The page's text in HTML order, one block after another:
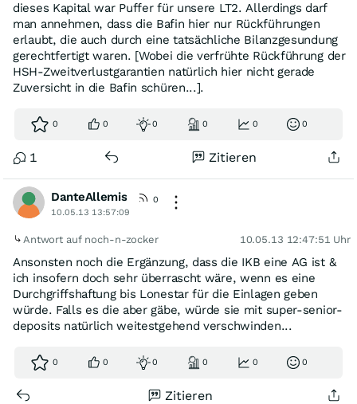
dieses Kapital war Puffer für unsere LT2. Allerdings darf
man annehmen, dass die Bafin hier nur Rückführungen
erlaubt, die auch durch eine tatsächliche Bilanzgesundung
gerechtfertigt waren. [Wobei die verfrühte Rückführung der
HSH-Zweitverlustgarantien natürlich hier nicht gerade
Zuversicht in die Bafin schüren...].
0 0 0 0 0 0
1 Zitieren
DanteAllemis
0
10.05.13 13:57:09
Antwort auf noch-n-zocker 10.05.13 12:47:51 Uhr
Ansonsten noch die Ergänzung, dass die IKB eine AG ist &
ich insofern doch sehr überrascht wäre, wenn es eine
Durchgriffshaftung bis Lonestar für die Einlagen geben
würde. Falls es die aber gäbe, würde sie mit super-senior-
deposits natürlich weitestgehend verschwinden...
0 0 0 0 0 0
Zitieren